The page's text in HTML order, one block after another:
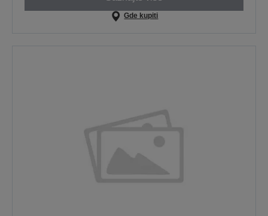
Gde kupiti